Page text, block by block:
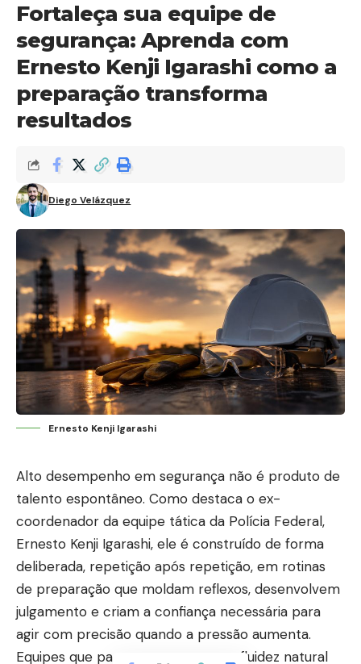
Fortaleça sua equipe de
segurança: Aprenda com
Ernesto Kenji Igarashi como a
preparação transforma
resultados
Diego Velázquez
Ernesto Kenji Igarashi
Alto desempenho em segurança não é produto de
talento espontâneo. Como destaca o ex-
coordenador da equipe tática da Polícia Federal,
Ernesto Kenji Igarashi, ele é construído de forma
deliberada, repetição após repetição, em rotinas
de preparação que moldam reflexos, desenvolvem
julgamento e criam a confiança necessária para
agir com precisão quando a pressão aumenta.
Equipes que parecem operar com fluidez natural